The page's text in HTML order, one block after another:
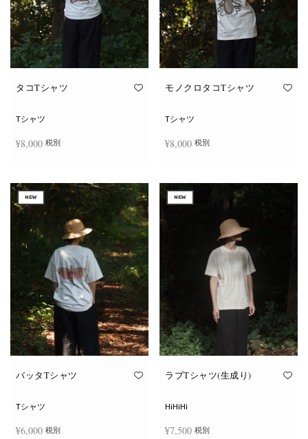
タコTシャツ
Tシャツ
¥8,000 税別
の
商
品
に
は
複
数
の
バ
リ
エ
ー
シ
ョ
ま
モノクロタコTシャツ
Tシャツ
¥8,000 税別
の
商
品
は
複
数
の
バ
エ
ョ
ま
オ
NEW
バッタTシャツ
Tシャツ
¥6,000 税別
NEW
ラブTシャツ(生成り)
HiHiHi
¥7,500 税別